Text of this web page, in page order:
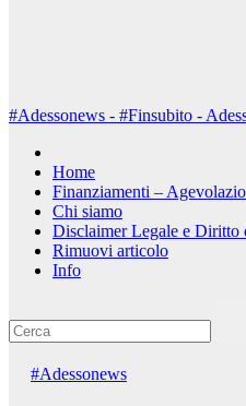
#Adessonews - #Finsubito -
Home
Finanziamenti –
Chi siamo
Disclaimer Legale e Diritto
Rimuovi articolo
Info
#Adessonews